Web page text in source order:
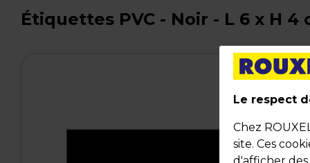
Étiquettes PVC - Noir - L 6 x H 4
Le respect
Chez
site. Ces
d'afficher